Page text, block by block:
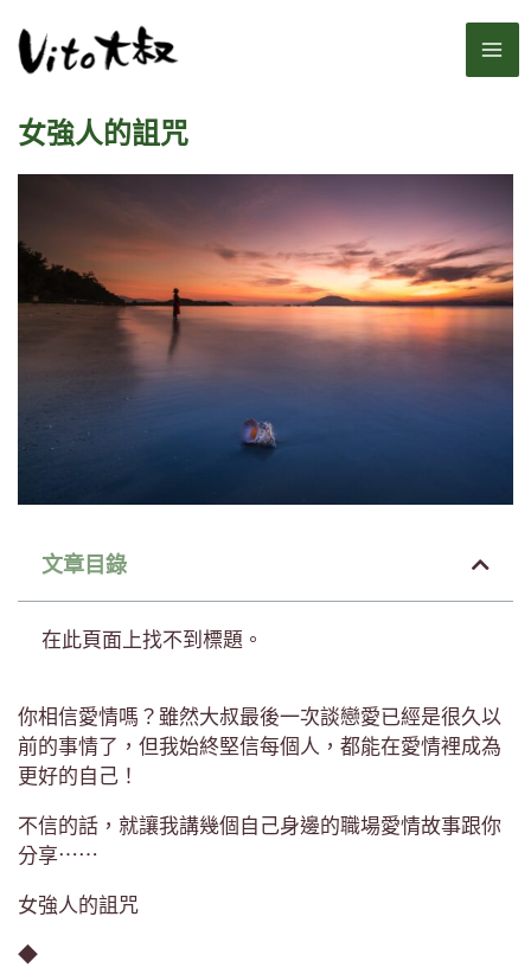
至
女強人的詛咒
文章目錄
在此頁面上找不到標題。
你相信愛情嗎？雖然大叔最後一次談戀愛已經是很久以
前的事情了，但我始終堅信每個人，都能在愛情裡成為
更好的自己！
不信的話，就讓我講幾個自己身邊的職場愛情故事跟你
分享⋯⋯
女強人的詛咒
◆